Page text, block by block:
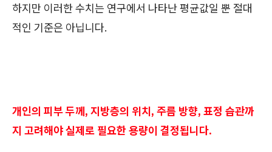
하지만 이러한 수치는 연구에서 나타난 평균값일 뿐 절대
적인 기준은 아닙니다.
개인의 피부 두께, 지방층의 위치, 주름 방향, 표정 습관까
지 고려해야 실제로 필요한 용량이 결정됩니다.